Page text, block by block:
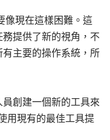
像現在這樣困難。這
提供了新的視角，不
主要的操作系統，所
創建一個新的工具來
用現有的最佳工具提